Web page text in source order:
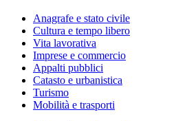
Anagrafe e stato civile
Cultura e tempo libero
Vita lavorativa
Imprese e commercio
Appalti pubblici
Catasto e urbanistica
Turismo
Mobilità e trasporti